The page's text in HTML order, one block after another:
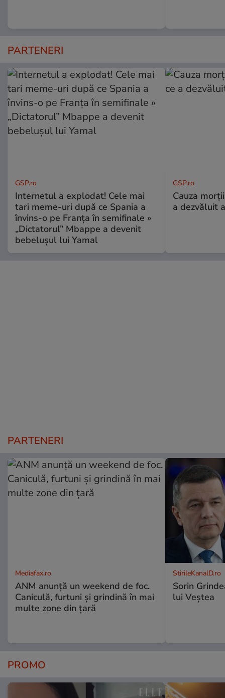
PARTENERI
GSP.ro
Internetul a explodat! Cele mai
tari meme-uri după ce Spania a
învins-o pe Franța în semifinale »
„Dictatorul” Mbappe a devenit
bebelușul lui Yamal
GSP.ro
Cauza
a dezvăluit
PARTENERI
Mediafax.ro
ANM anunță un weekend de foc.
Caniculă, furtuni și grindină în mai
multe zone din țară
StirileKanalD.ro
Sorin
lui Veștea
PROMO